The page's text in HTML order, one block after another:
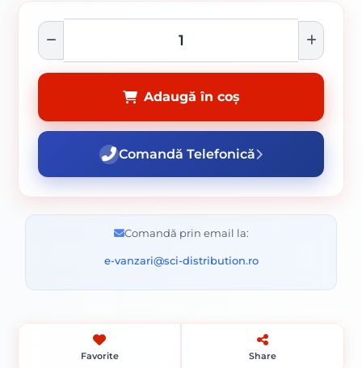
Adaugă în coș
Comandă Telefonică
Comandă prin email la:
e-vanzari@sci-distribution.ro
Favorite Share